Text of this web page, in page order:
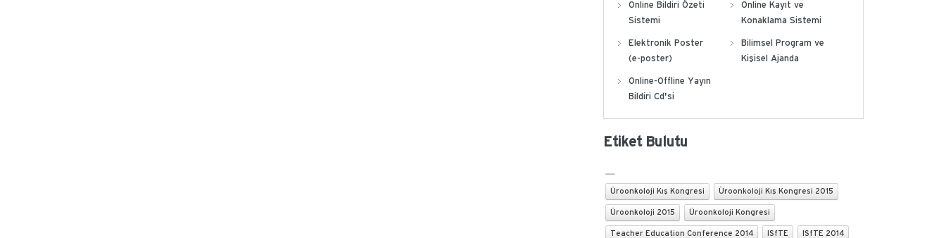
Online Bildiri Özeti
Sistemi
Online Kayıt ve
Konaklama Sistemi
Elektronik Poster
(e-poster)
Bilimsel Program ve
Kişisel Ajanda
Online-Offline Yayın
Bildiri Cd'si
Etiket Bulutu
Üroonkoloji Kış Kongresi Üroonkoloji Kış Kongresi 2015
Üroonkoloji 2015 Üroonkoloji Kongresi
Teacher Education Conference 2014 ISfTE ISfTE 2014